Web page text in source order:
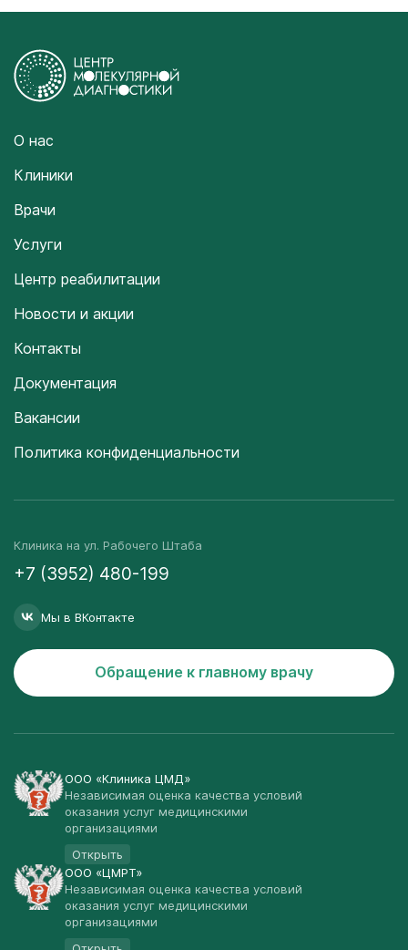
О нас
Клиники
Врачи
Услуги
Центр реабилитации
Новости и акции
Контакты
Документация
Вакансии
Политика конфиденциальности
Клиника на ул. Рабочего Штаба
+7 (3952) 480-199
Мы в ВКонтакте
Обращение к главному врачу
ООО «Клиника ЦМД»
Независимая оценка качества условий
оказания услуг медицинскими
организациями
Открыть
ООО «ЦМРТ»
Независимая оценка качества условий
оказания услуг медицинскими
организациями